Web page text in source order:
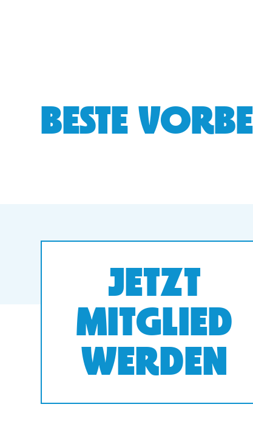
BESTE
JETZT
MITGLIED
WERDEN